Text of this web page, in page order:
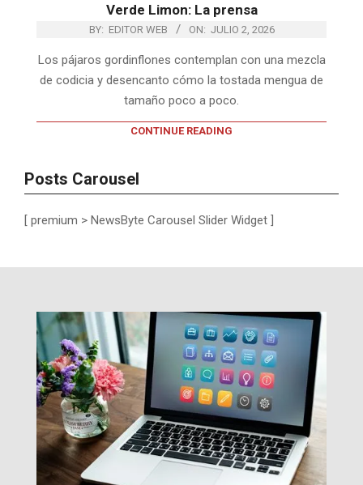
Verde Limon: La prensa
BY: EDITOR WEB ON: JULIO 2, 2026
Los pája­ros gor­din­flo­nes con­tem­plan con una mez­cla
de codi­cia y desen­canto cómo la tos­tada men­gua de
tamaño poco a poco.
CONTINUE READING
Posts Carousel
[ premium > NewsByte Carousel Slider Widget ]